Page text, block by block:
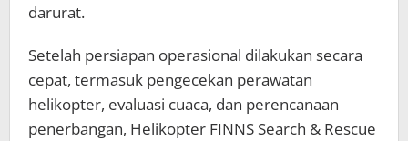
darurat.
Setelah persiapan operasional dilakukan secara
cepat, termasuk pengecekan perawatan
helikopter, evaluasi cuaca, dan perencanaan
penerbangan, Helikopter FINNS Search & Rescue